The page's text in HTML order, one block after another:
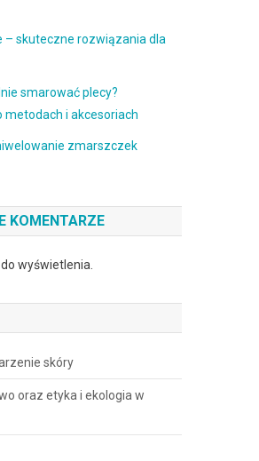
– skuteczne rozwiązania dla
smarować plecy?
metodach i akcesoriach
zmarszczek
KOMENTARZE
wyświetlenia.
skóry
oraz etyka i ekologia w